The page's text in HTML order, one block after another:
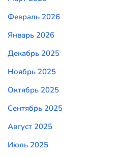
Февраль 2026
Январь 2026
Декабрь 2025
Ноябрь 2025
Октябрь 2025
Сентябрь 2025
Август 2025
Июль 2025